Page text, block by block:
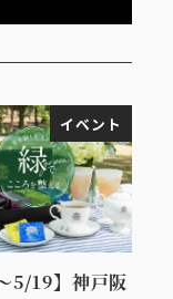
イベント
5/19】神戸阪